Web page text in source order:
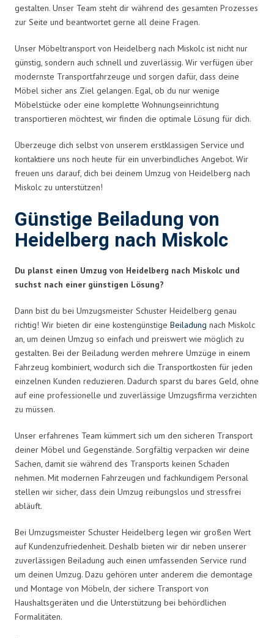
gestalten. Unser Team steht dir während des gesamten Prozesses
zur Seite und beantwortet gerne all deine Fragen.
Unser Möbeltransport von Heidelberg nach Miskolc ist nicht nur
günstig, sondern auch schnell und zuverlässig. Wir verfügen über
modernste Transportfahrzeuge und sorgen dafür, dass deine
Möbel sicher ans Ziel gelangen. Egal, ob du nur wenige
Möbelstücke oder eine komplette Wohnungseinrichtung
transportieren möchtest, wir finden die optimale Lösung für dich.
Überzeuge dich selbst von unserem erstklassigen Service und
kontaktiere uns noch heute für ein unverbindliches Angebot. Wir
freuen uns darauf, dich bei deinem Umzug von Heidelberg nach
Miskolc zu unterstützen!
Günstige Beiladung von
Heidelberg nach Miskolc
Du planst einen Umzug von Heidelberg nach Miskolc und
suchst nach einer günstigen Lösung?
Dann bist du bei Umzugsmeister Schuster Heidelberg genau
richtig! Wir bieten dir eine kostengünstige Beiladung nach Miskolc
an, um deinen Umzug so einfach und preiswert wie möglich zu
gestalten. Bei der Beiladung werden mehrere Umzüge in einem
Fahrzeug kombiniert, wodurch sich die Transportkosten für jeden
einzelnen Kunden reduzieren. Dadurch sparst du bares Geld, ohne
auf eine professionelle und zuverlässige Umzugsfirma verzichten
zu müssen.
Unser erfahrenes Team kümmert sich um den sicheren Transport
deiner Möbel und Gegenstände. Sorgfältig verpacken wir deine
Sachen, damit sie während des Transports keinen Schaden
nehmen. Mit modernen Fahrzeugen und fachkundigem Personal
stellen wir sicher, dass dein Umzug reibungslos und stressfrei
abläuft.
Bei Umzugsmeister Schuster Heidelberg legen wir großen Wert
auf Kundenzufriedenheit. Deshalb bieten wir dir neben unserer
zuverlässigen Beiladung auch einen umfassenden Service rund
um deinen Umzug. Dazu gehören unter anderem die demontage
und Montage von Möbeln, der sichere Transport von
Haushaltsgeräten und die Unterstützung bei behördlichen
Formalitäten.